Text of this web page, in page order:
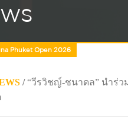
Phuket Open 2026
/“วีรวิชญ์-ชนาดล” นำร่ว